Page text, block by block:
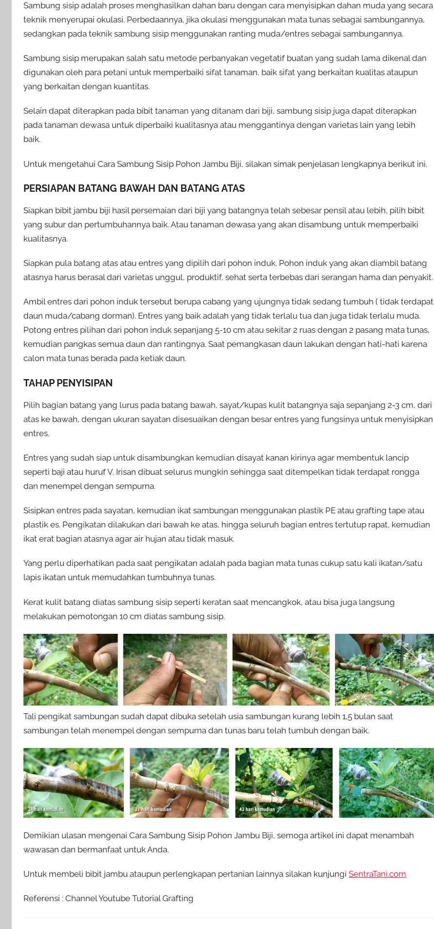
Sambung sisip adalah proses menghasilkan dahan baru dengan cara menyisipkan dahan muda yang secara
teknik menyerupai okulasi. Perbedaannya, jika okulasi menggunakan mata tunas sebagai sambungannya,
sedangkan pada teknik sambung sisip menggunakan ranting muda/entres sebagai sambungannya.
Sambung sisip merupakan salah satu metode perbanyakan vegetatif buatan yang sudah lama dikenal dan
digunakan oleh para petani untuk memperbaiki sifat tanaman, baik sifat yang berkaitan kualitas ataupun
yang berkaitan dengan kuantitas.
Selain dapat diterapkan pada bibit tanaman yang ditanam dari biji, sambung sisip juga dapat diterapkan
pada tanaman dewasa untuk diperbaiki kualitasnya atau menggantinya dengan varietas lain yang lebih
baik.
Untuk mengetahui Cara Sambung Sisip Pohon Jambu Biji, silakan simak penjelasan lengkapnya berikut ini.
PERSIAPAN BATANG BAWAH DAN BATANG ATAS
Siapkan bibit jambu biji hasil persemaian dari biji yang batangnya telah sebesar pensil atau lebih, pilih bibit
yang subur dan pertumbuhannya baik. Atau tanaman dewasa yang akan disambung untuk memperbaiki
kualitasnya.
Siapkan pula batang atas atau entres yang dipilih dari pohon induk. Pohon induk yang akan diambil batang
atasnya harus berasal dari varietas unggul, produktif, sehat serta terbebas dari serangan hama dan penyakit.
Ambil entres dari pohon induk tersebut berupa cabang yang ujungnya tidak sedang tumbuh ( tidak terdapat
daun muda/cabang dorman). Entres yang baik adalah yang tidak terlalu tua dan juga tidak terlalu muda.
Potong entres pilihan dari pohon induk sepanjang 5-10 cm atau sekitar 2 ruas dengan 2 pasang mata tunas,
kemudian pangkas semua daun dan rantingnya. Saat pemangkasan daun lakukan dengan hati-hati karena
calon mata tunas berada pada ketiak daun.
TAHAP PENYISIPAN
Pilih bagian batang yang lurus pada batang bawah, sayat/kupas kulit batangnya saja sepanjang 2-3 cm, dari
atas ke bawah, dengan ukuran sayatan disesuaikan dengan besar entres yang fungsinya untuk menyisipkan
entres.
Entres yang sudah siap untuk disambungkan kemudian disayat kanan kirinya agar membentuk lancip
seperti baji atau huruf V. Irisan dibuat selurus mungkin sehingga saat ditempelkan tidak terdapat rongga
dan menempel dengan sempurna.
Sisipkan entres pada sayatan, kemudian ikat sambungan menggunakan plastik PE atau grafting tape atau
plastik es. Pengikatan dilakukan dari bawah ke atas, hingga seluruh bagian entres tertutup rapat, kemudian
ikat erat bagian atasnya agar air hujan atau tidak masuk.
Yang perlu diperhatikan pada saat pengikatan adalah pada bagian mata tunas cukup satu kali ikatan/satu
lapis ikatan untuk memudahkan tumbuhnya tunas.
Kerat kulit batang diatas sambung sisip seperti keratan saat mencangkok, atau bisa juga langsung
melakukan pemotongan 10 cm diatas sambung sisip.
Tali pengikat sambungan sudah dapat dibuka setelah usia sambungan kurang lebih 1,5 bulan saat
sambungan telah menempel dengan sempurna dan tunas baru telah tumbuh dengan baik.
Demikian ulasan mengenai Cara Sambung Sisip Pohon Jambu Biji, semoga artikel ini dapat menambah
wawasan dan bermanfaat untuk Anda.
Untuk membeli bibit jambu ataupun perlengkapan pertanian lainnya silakan kunjungi SentraTani.com
Referensi : Channel Youtube Tutorial Grafting